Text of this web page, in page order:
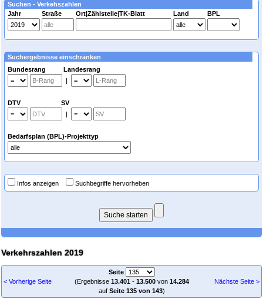
Suchen - Verkehszahlen
Jahr
Straße Ort|Zählstelle|TK-Blatt Land BPL
Suchergebnisse einschränken
Bundesrang Landesrang
|
DTV SV
|
Bedarfsplan (BPL)-Projekttyp
Infos anzeigen Suchbegriffe hervorheben
Verkehrszahlen 2019
< Vorherige Seite
Seite
(Ergebnisse 13.401- 13.500von 14.284
auf Seite 135 von 143)
Nächste Seite >